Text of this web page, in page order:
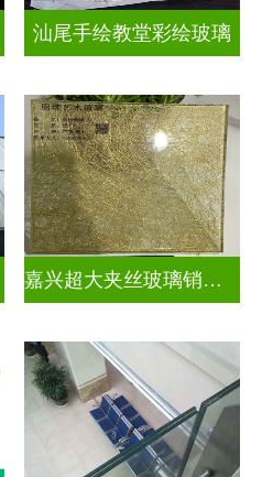
汕尾手绘教堂彩绘玻璃
嘉兴超大夹丝玻璃销售公司